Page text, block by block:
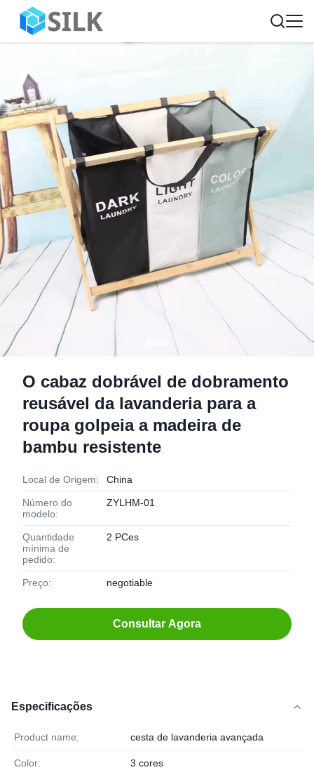
O cabaz dobrável de dobramento
reusável da lavanderia para a
roupa golpeia a madeira de
bambu resistente
Local de Origem: China
Número do
modelo:
ZYLHM-01
Quantidade
mínima de
pedido:
2 PCes
Preço: negotiable
Consultar Agora
Especificações
Product name: cesta de lavanderia avançada
Color: 3 cores